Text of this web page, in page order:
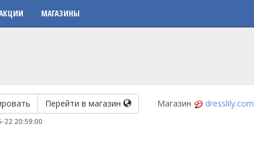
МАГАЗИНЫ
Перейти в магазин
22 20:59:00
Магазин dresslily.com